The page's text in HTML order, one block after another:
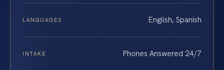
LANGUAGES English, Spanish
INTAKE Phones Answered 24/7